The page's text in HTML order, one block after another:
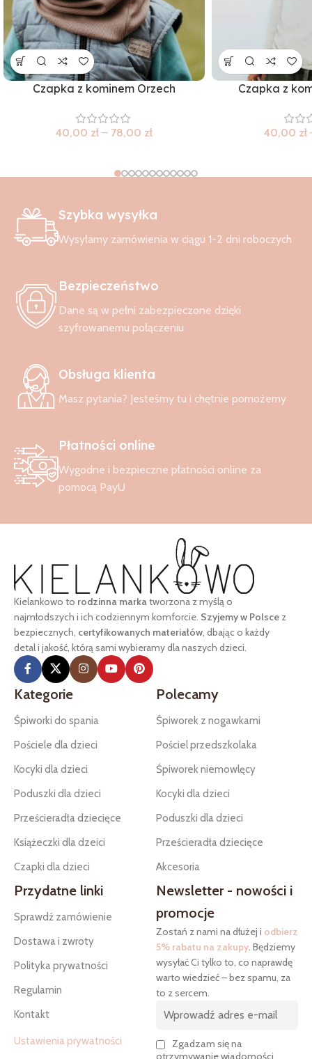
Czapka z kominem Orzech
40,00 zł – 78,00 zł
Czapka z
40,00 zł
Szybka wysyłka
Wysyłamy zamówienia w ciągu 1-2 dni roboczych
Bezpieczeństwo
Dane są w pełni zabezpieczone dzięki
szyfrowanemu połączeniu
Obsługa klienta
Masz pytania? Jesteśmy tu i chętnie pomożemy
Płatności online
Wygodne i bezpieczne płatności online za
pomocą PayU
Kielankowo to rodzinna marka tworzona z myślą o
najmłodszych i ich codziennym komforcie. Szyjemy w Polsce z
bezpiecznych, certyfikowanych materiałów , dbając o każdy
detal i jakość, którą sami wybieramy dla naszych dzieci.
Kategorie
Śpiworki do spania
Pościele dla dzieci
Kocyki dla dzieci
Poduszki dla dzieci
Prześcieradła dziecięce
Książeczki dla dzeici
Czapki dla dzieci
Polecamy
Śpiworek z nogawkami
Pościel przedszkolaka
Śpiworek niemowlęcy
Kocyki dla dzieci
Poduszki dla dzieci
Prześcieradła dziecięce
Akcesoria
Przydatne linki
Sprawdź zamówienie
Dostawa i zwroty
Polityka prywatności
Regulamin
Kontakt
Ustawienia prywatności
Newsletter - nowości i
promocje
Zostań z nami na dłużej i odbierz
5% rabatu na zakupy. Będziemy
wysyłać Ci tylko to, co naprawdę
warto wiedzieć – bez spamu, za
to z sercem.
Zgadzam się na
otrzymywanie wiadomości